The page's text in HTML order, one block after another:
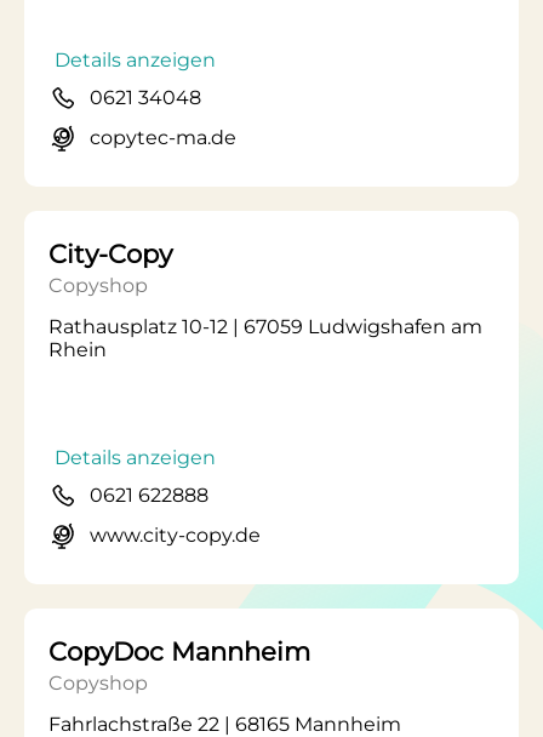
Details anzeigen
0621 34048
copytec-ma.de
City-Copy
Copyshop
Rathausplatz 10-12 | 67059 Ludwigshafen am
Rhein
Details anzeigen
0621 622888
www.city-copy.de
CopyDoc Mannheim
Copyshop
Fahrlachstraße 22 | 68165 Mannheim